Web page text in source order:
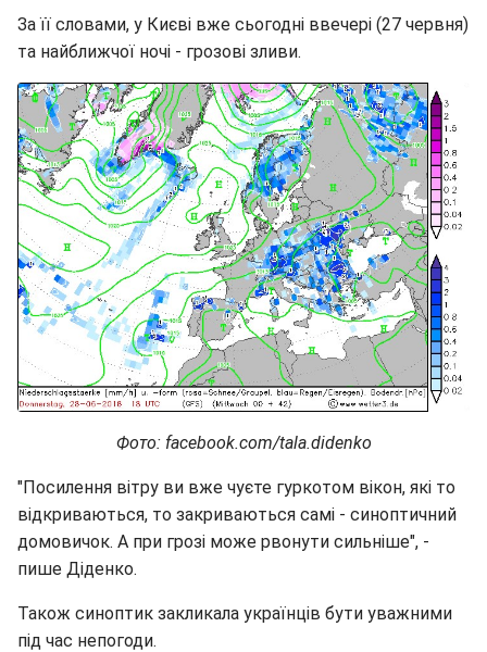
За її словами, у Києві вже сьогодні ввечері (27 червня)
та найближчої ночі - грозові зливи.
Фото: facebook.com/tala.didenko
"Посилення вітру ви вже чуєте гуркотом вікон, які то
відкриваються, то закриваються самі - синоптичний
домовичок. А при грозі може рвонути сильніше", -
пише Діденко.
Також синоптик закликала українців бути уважними
під час непогоди.